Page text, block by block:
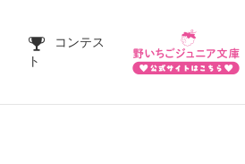
コンテス
ト